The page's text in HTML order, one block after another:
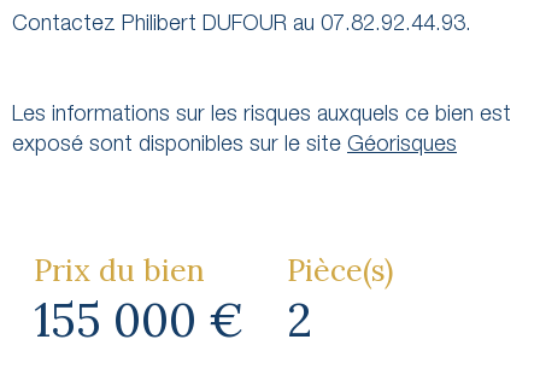
Contactez Philibert DUFOUR au 07.82.92.44.93.
Les informations sur les risques auxquels ce bien est
exposé sont disponibles sur le site Géorisques
Prix du bien
155 000 €
Pièce(s)
2